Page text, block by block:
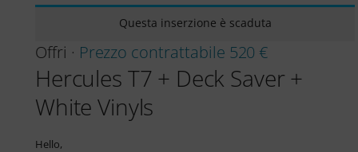
Questa inserzione è scaduta
Offri · Prezzo contrattabile 520 €
Hercules T7 + Deck Saver +
White Vinyls
Hello,